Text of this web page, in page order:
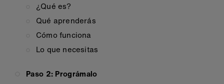
¿Qué es?
Qué aprenderás
Cómo funciona
Lo que necesitas
Paso 2: Prográmalo